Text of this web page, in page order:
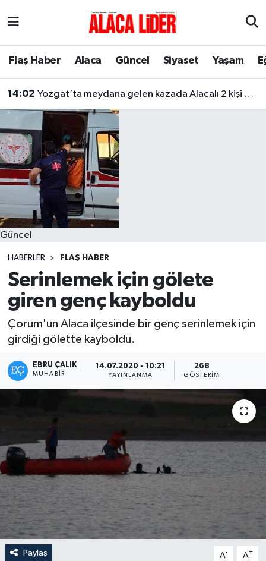
Flaş Haber Alaca Güncel Siyaset Yaşam
14:02 Yozgat’ta meydana gelen kazada Alacalı 2 kişi hayatını kaybetti
Güncel
HABERLER FLAŞ HABER
Serinlemek için gölete
giren genç kayboldu
Çorum'un Alaca ilçesinde bir genç serinlemek için
girdiği gölette kayboldu.
EBRU ÇALIK
MUHABIR
14.07.2020 - 10:21
YAYINLANMA
268
GÖSTERIM
Paylaş A- A+
Çorum Nöbetçi Eczaneler
Çorum Trafik Yoğunluk Haritası
Süper Lig Puan Durumu ve Fikstür
Tüm Manşetler
Son Dakika Haberleri
Haber Arşivi